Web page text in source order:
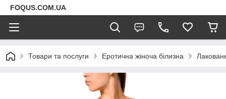
FOQUS.COM.UA
Товари та послуги Еротична жіноча білизна